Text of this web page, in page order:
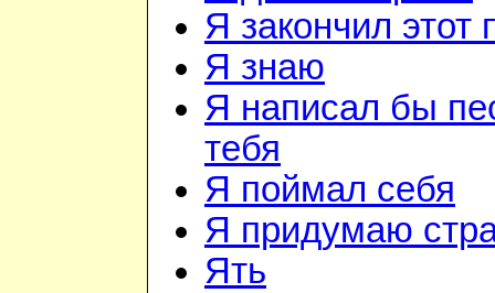
Я закончил этот
Я знаю
Я написал бы
тебя
Я поймал себя
Я придумаю
Ять